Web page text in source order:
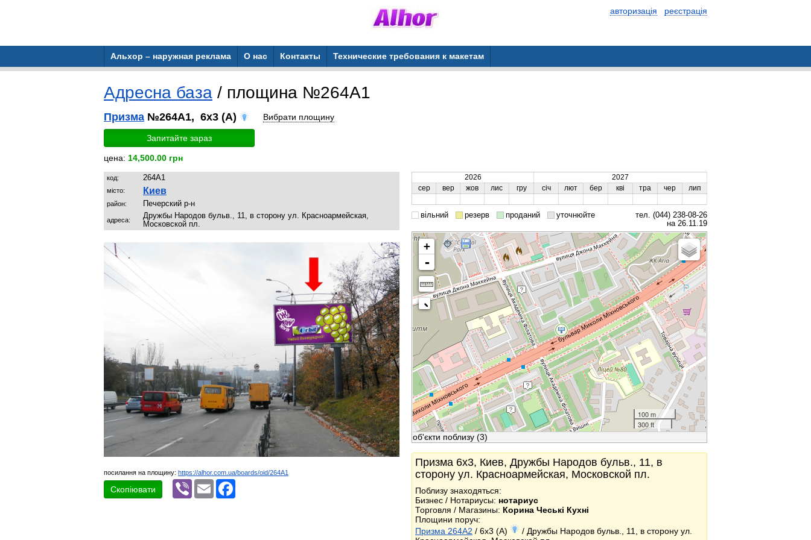
авторизація реєстрація
Альхор – наружная реклама О нас Контакты Технические требования к макетам
Адресна база / площина №264A1
Призма №264A1, 6x3 (A) Вибрати площину
Запитайте зараз
цена: 14,500.00 грн
код: 264A1
місто: Киев
район: Печерский р-н
адреса:
Дружбы Народов бульв., 11, в сторону ул. Красноармейская,
Московской пл.
посилання на площину: https://alhor.com.ua/boards/oid/264A1
Скопіювати
Viber Email
2026
2027
сер
вер жов лис гру січ лют бер кві тра чер лип
вільний резерв проданий уточнюйте
тел. (044) 238-08-26
на 26.11.19
+
-
100 m
300 ft
об'єкти поблизу (3)
Призма 6x3, Киев, Дружбы Народов бульв., 11, в
сторону ул. Красноармейская, Московской пл.
Поблизу знаходяться:
Бизнес / Нотариусы: нотариус
Торговля / Магазины: Корина Чеські Кухні
Площини поруч:
Призма 264A2 / 6x3 (A)
/ Дружбы Народов бульв., 11, в сторону ул.